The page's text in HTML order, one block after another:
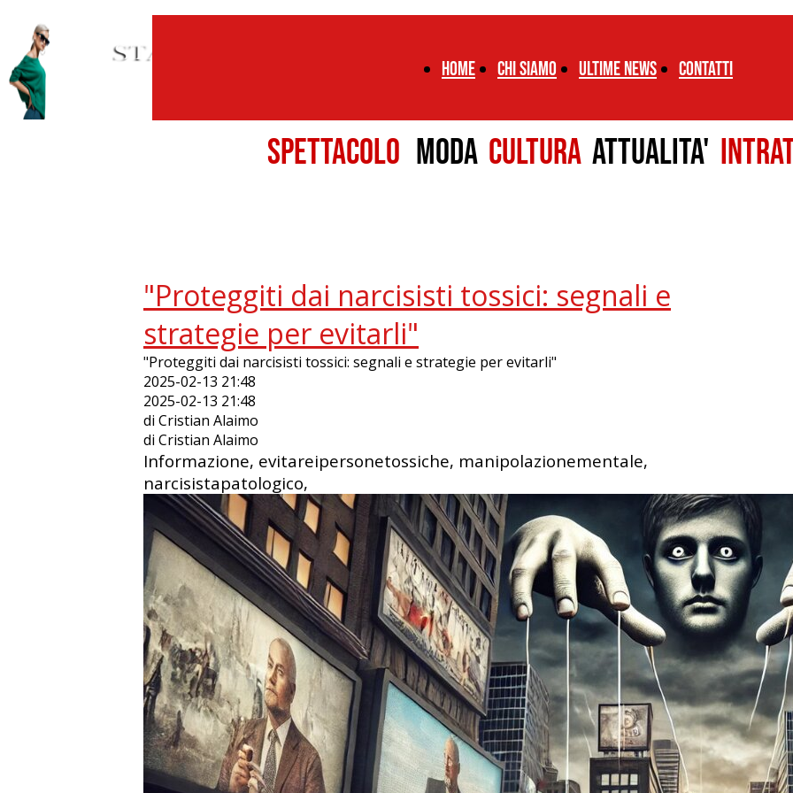
Home chi siamo ultime news CONTATTI
SPETTACOLO MODA CULTURA ATTUALITA'
"Proteggiti dai narcisisti tossici: segnali e
strategie per evitarli"
"Proteggiti dai narcisisti tossici: segnali e strategie per evitarli"
2025-02-13 21:48
2025-02-13 21:48
di Cristian Alaimo
di Cristian Alaimo
Informazione, evitareipersonetossiche, manipolazionementale,
narcisistapatologico,